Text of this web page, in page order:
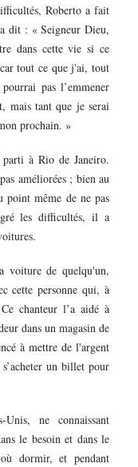
Roberto a fait
dit : « Seigneur Dieu,
dans cette vie si ce
tout ce que j'ai, tout
pas l’emmener
mais tant que je serai
prochain. »
parti à Rio de Janeiro.
améliorées ; bien au
point même de ne pas
les difficultés, il a
voiture de quelqu'un,
cette personne qui, à
chanteur l’a aidé à
dans un magasin de
à mettre de l'argent
un billet pour
ne connaissant
le besoin et dans le
dormir, et pendant